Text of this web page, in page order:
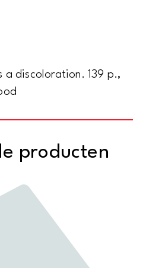
a discoloration. 139 p.,
producten